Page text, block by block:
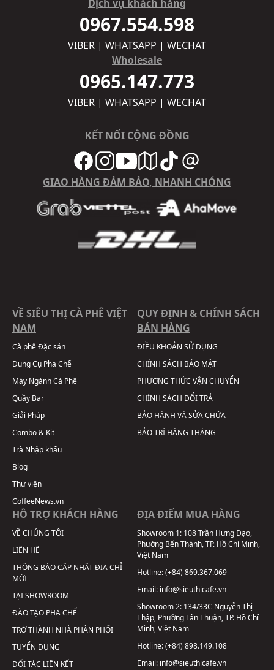
Dịch vụ khách hàng
0967.554.598
VIBER | WHATSAPP | WECHAT
Wholesale
0965.147.773
VIBER | WHATSAPP | WECHAT
KẾT NỐI CỘNG ĐỒNG
GIAO HÀNG ĐẢM BẢO, NHANH CHÓNG
VỀ SIÊU THỊ CÀ PHÊ VIỆT
NAM
Cà phê Đặc sản
Dụng Cụ Pha Chế
Máy Ngành Cà Phê
Quầy Bar
Giải Pháp
Combo & Kit
Trà Nhập khẩu
Blog
Thư viện
CoffeeNews.vn
QUY ĐỊNH & CHÍNH SÁCH
BÁN HÀNG
ĐIỀU KHOẢN SỬ DỤNG
CHÍNH SÁCH BẢO MẬT
PHƯƠNG THỨC VẬN CHUYỂN
CHÍNH SÁCH ĐỔI TRẢ
BẢO HÀNH VÀ SỬA CHỮA
BẢO TRÌ HÀNG THÁNG
HỖ TRỢ KHÁCH HÀNG
VỀ CHÚNG TÔI
LIÊN HỆ
THÔNG BÁO CẬP NHẬT ĐỊA CHỈ
MỚI
TẠI SHOWROOM
ĐÀO TẠO PHA CHẾ
TRỞ THÀNH NHÀ PHÂN PHỐI
TUYỂN DỤNG
ĐỐI TÁC LIÊN KẾT
ĐỊA ĐIỂM MUA HÀNG
Showroom 1: 108 Trần Hưng Đạo,
Phường Bến Thành, TP. Hồ Chí Minh,
Việt Nam
Hotline:(+84) 869.367.069
Email: info@sieuthicafe.vn
Showroom 2: 134/33C Nguyễn Thị
Thập, Phường Tân Thuận, TP. Hồ Chí
Minh, Việt Nam
Hotline:(+84) 898.149.108
Email: info@sieuthicafe.vn